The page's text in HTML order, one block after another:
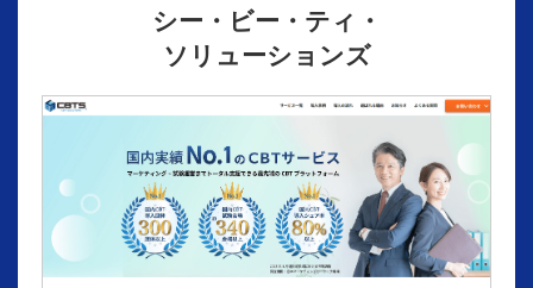
シー・ビー・ティ・
ソリューションズ